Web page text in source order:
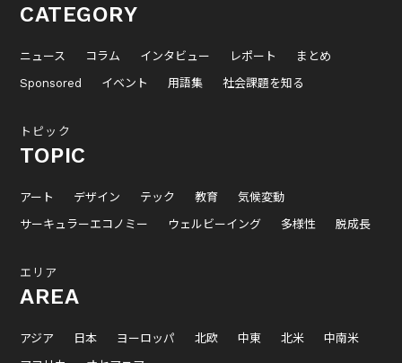
CATEGORY
ニュース コラム インタビュー レポート
まとめ
Sponsored
イベント 用語集 社会課題を知る
トピック
TOPIC
アート デザイン テック 教育
気候変動
サーキュラーエコノミー
ウェルビーイング 多様性 脱成長
エリア
AREA
アジア 日本 ヨーロッパ 北欧 中東 北米
中南米